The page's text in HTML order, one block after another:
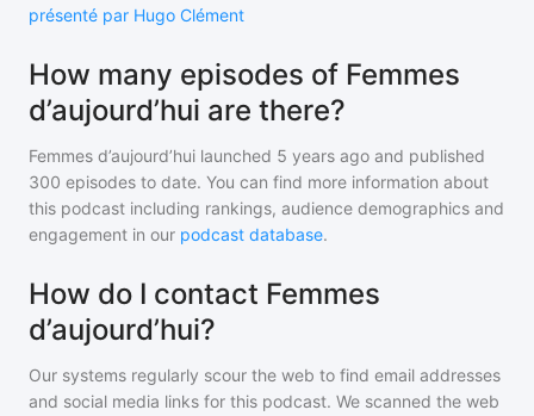
présenté par Hugo Clément
How many episodes of Femmes
d’aujourd’hui are there?
Femmes d’aujourd’hui launched 5 years ago and published
300 episodes to date. You can find more information about
this podcast including rankings, audience demographics and
engagement in our podcast database.
How do I contact Femmes
d’aujourd’hui?
Our systems regularly scour the web to find email addresses
and social media links for this podcast. We scanned the web